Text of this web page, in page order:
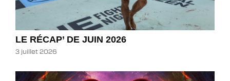
LE RÉCAP’ DE JUIN 2026
3 juillet 2026